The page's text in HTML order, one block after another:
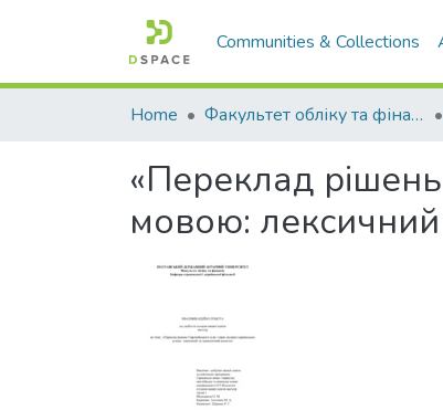
Communities & Collections
Home Факультет обліку та фінансів
«Переклад
мовою: